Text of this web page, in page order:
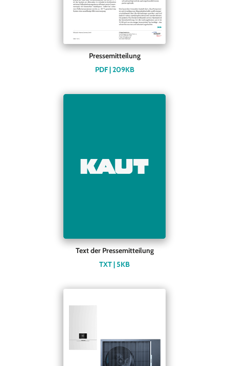
Pressemitteilung
PDF | 209KB
Text der Pressemitteilung
TXT | 5KB